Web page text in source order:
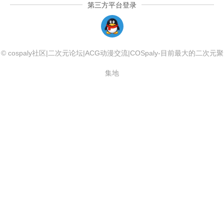
第三方平台登录
© cospaly社区|二次元论坛|ACG动漫交流|COSpaly-目前最大的二次元聚
集地